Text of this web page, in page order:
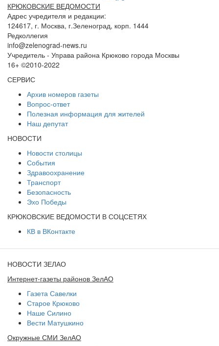
КРЮКОВСКИЕ ВЕДОМОСТИ
Адрес учредителя и редакции:
124617, г. Москва, г.Зеленоград, корп. 1444
Редколлегия
info@zelenograd-news.ru
Учредитель - Управа района Крюково города Москвы
16+ ©2010-2022
СЕРВИС
Архив номеров газеты
Вопрос-ответ
Полезная информация для жителей
Наш депутат
НОВОСТИ
Новости столицы
События
Здравоохранение
Транспорт
Безопасность
Эхо Победы
КРЮКОВСКИЕ ВЕДОМОСТИ В СОЦСЕТЯХ
КВ в ВКонтакте
НОВОСТИ ЗЕЛАО
Интернет-газеты районов ЗелАО
Газета Савелки
Старое Крюково
Наше Силино
Вести Матушкино
Окружные СМИ ЗелАО